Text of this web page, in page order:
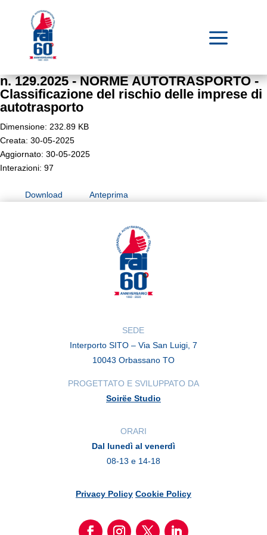
a
n. 129.2025 - NORME AUTOTRASPORTO -
Classificazione del rischio delle imprese di
autotrasporto
Dimensione: 232.89 KB
Creata: 30-05-2025
Aggiornato: 30-05-2025
Interazioni: 97
Download Anteprima
SEDE
Interporto SITO – Via San Luigi, 7
10043 Orbassano TO
PROGETTATO E SVILUPPATO DA
Soirëe Studio
ORARI
Dal lunedì al venerdì
08-13 e 14-18
Privacy Policy Cookie Policy